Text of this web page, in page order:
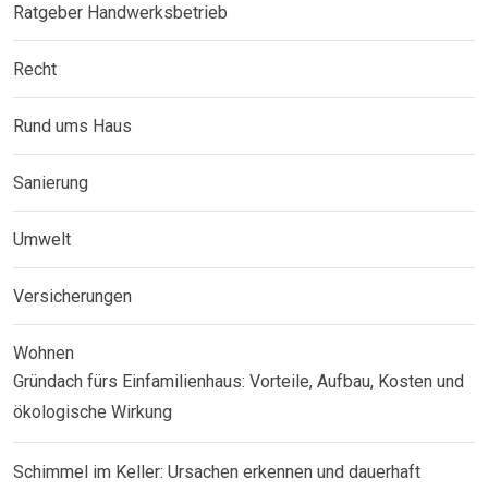
Ratgeber Handwerksbetrieb
Recht
Rund ums Haus
Sanierung
Umwelt
Versicherungen
Wohnen
Gründach fürs Einfamilienhaus: Vorteile, Aufbau, Kosten und
ökologische Wirkung
Schimmel im Keller: Ursachen erkennen und dauerhaft